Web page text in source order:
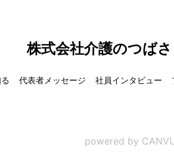
株式会社介護のつばさ
代表者メッセージ 社員インタビュー
powered by